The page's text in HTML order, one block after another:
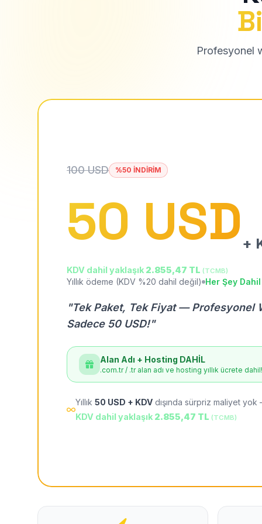
Profesyonel
100 USD %50 İNDİRİM
50 USD +
KDV dahil yaklaşık 2.855,47 TL (TCMB)
Yıllık ödeme (KDV %20 dahil değil) Her Şey Dahil
"Tek Paket, Tek Fiyat — Profesyonel
Sadece 50 USD!"
Alan Adı + Hosting DAHİL
.com.tr / .tr alan adı ve hosting yıllık ücrete dahil!
Yıllık 50 USD + KDV dışında sürpriz maliyet
KDV dahil yaklaşık 2.855,47 TL (TCMB)